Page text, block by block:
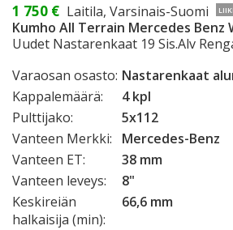
1 750 € Laitila, Varsinais-Suomi
Kumho All Terrain Mercedes Benz
Uudet Nastarenkaat 19 Sis.Alv
Varaosan osasto: Nastarenkaat
Kappalemäärä:
4 kpl
Pulttijako:
5x112
Vanteen Merkki:
Mercedes-Benz
Vanteen ET:
38 mm
Vanteen leveys:
8"
Keskireiän
halkaisija (min):
66,6 mm